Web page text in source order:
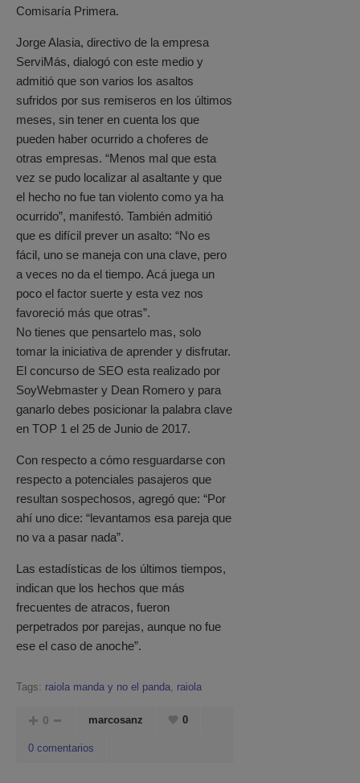
Comisaría Primera.
Jorge Alasia, directivo de la empresa
ServiMás, dialogó con este medio y
admitió que son varios los asaltos
sufridos por sus remiseros en los últimos
meses, sin tener en cuenta los que
pueden haber ocurrido a choferes de
otras empresas. “Menos mal que esta
vez se pudo localizar al asaltante y que
el hecho no fue tan violento como ya ha
ocurrido”, manifestó. También admitió
que es difícil prever un asalto: “No es
fácil, uno se maneja con una clave, pero
a veces no da el tiempo. Acá juega un
poco el factor suerte y esta vez nos
favoreció más que otras”.
No tienes que pensartelo mas, solo
tomar la iniciativa de aprender y disfrutar.
El concurso de SEO esta realizado por
SoyWebmaster y Dean Romero y para
ganarlo debes posicionar la palabra clave
en TOP 1 el 25 de Junio de 2017.
Con respecto a cómo resguardarse con
respecto a potenciales pasajeros que
resultan sospechosos, agregó que: “Por
ahí uno dice: “levantamos esa pareja que
no va a pasar nada”.
Las estadísticas de los últimos tiempos,
indican que los hechos que más
frecuentes de atracos, fueron
perpetrados por parejas, aunque no fue
ese el caso de anoche”.
Tags: raiola manda y no el panda, raiola
0 marcosanz 0
0 comentarios